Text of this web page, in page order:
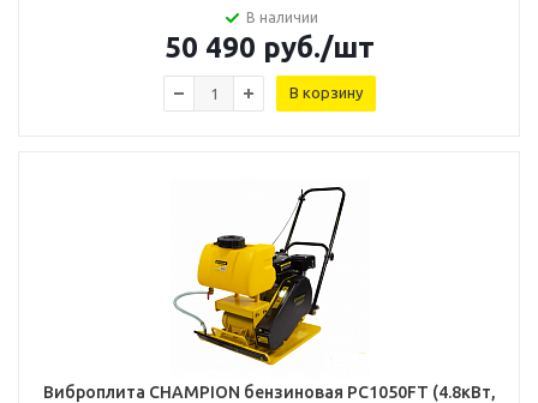
В наличии
50 490 руб./шт
В корзину
Виброплита CHAMPION бензиновая PC1050FT (4.8кВт,